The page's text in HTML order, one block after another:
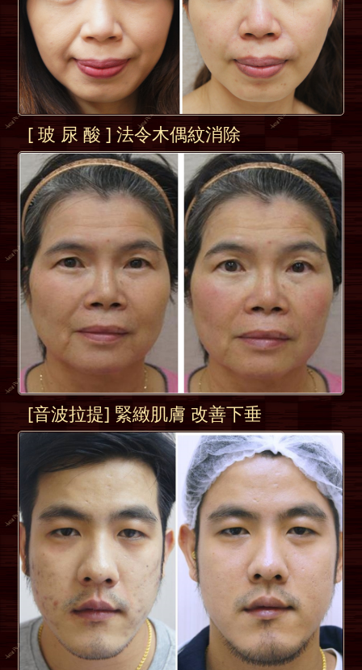
[ 玻 尿 酸 ] 法令木偶紋消除
[音波拉提] 緊緻肌膚 改善下垂